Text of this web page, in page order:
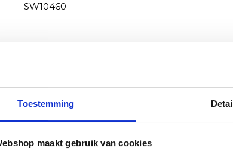
Toestemming
maakt gebruik van cookies
SW10460
Anne
naar wens. Het artikel is zeer
Yvonne